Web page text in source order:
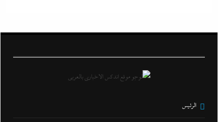
الرئيس